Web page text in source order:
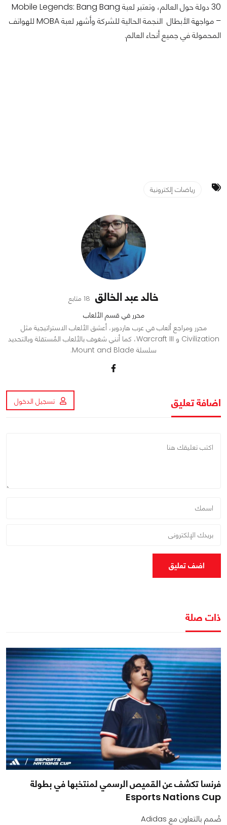
30 دولة حول العالم، وتعتبر لعبة Mobile Legends: Bang Bang
– مواجهة الأبطال النجمة الحالية للشركة وأشهر لعبة MOBA للهواتف
المحمولة في جميع أنحاء العالم.
رياضات إلكترونية
خالد عبد الخالق 18 متابع
محرر في قسم الألعاب
محرر ومراجع ألعاب في عرب هاردوير، أعشق الألعاب الاستراتيجية مثل
Civilization و Warcraft III، كما أنني شغوف بالألعاب المُستقلة وبالتحديد
سلسلة Mount and Blade.
اضافة تعليق تسجيل الدخول
اضف تعليق
ذات صلة
فرنسا تكشف عن القميص الرسمي لمنتخبها في بطولة
Esports Nations Cup
صُمم بالتعاون مع Adidas